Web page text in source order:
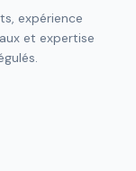
expérience
et expertise